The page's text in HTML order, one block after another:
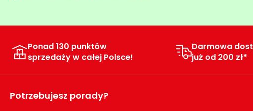
Ponad 130 punktów
sprzedaży w całej Polsce!
Darmowa
już od 200 zł*
Potrzebujesz porady?